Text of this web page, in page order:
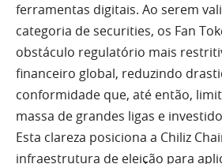
ferramentas digitais. Ao serem
categoria de securities, os Fan
obstáculo regulatório mais
financeiro global, reduzindo
conformidade que, até então,
massa de grandes ligas e
Esta clareza posiciona a Chiliz
infraestrutura de eleição para